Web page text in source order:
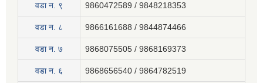
वडा न. ९ 9860472589 / 9848218353
वडा न. ८ 9866161688 / 9844874466
वडा न. ७ 9868075505 / 9868169373
वडा न. ६ 9868656540 / 9864782519